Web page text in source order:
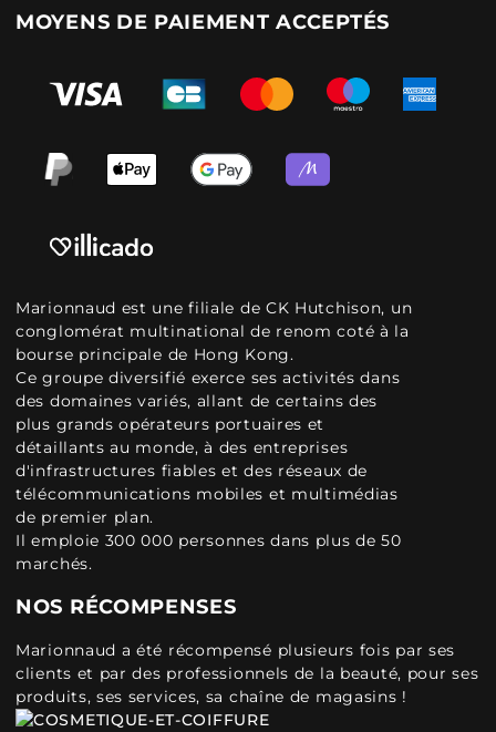
MOYENS DE PAIEMENT ACCEPTÉS
Marionnaud est une filiale de CK Hutchison, un
conglomérat multinational de renom coté à la
bourse principale de Hong Kong.
Ce groupe diversifié exerce ses activités dans
des domaines variés, allant de certains des
plus grands opérateurs portuaires et
détaillants au monde, à des entreprises
d'infrastructures fiables et des réseaux de
télécommunications mobiles et multimédias
de premier plan.
Il emploie 300 000 personnes dans plus de 50
marchés.
NOS RÉCOMPENSES
Marionnaud a été récompensé plusieurs fois par ses
clients et par des professionnels de la beauté, pour ses
produits, ses services, sa chaîne de magasins !